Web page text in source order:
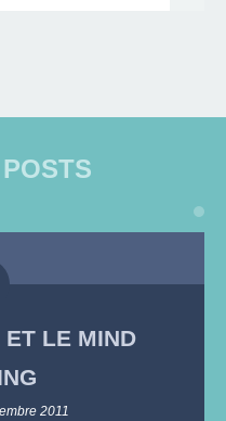
ET LE MIND
2011